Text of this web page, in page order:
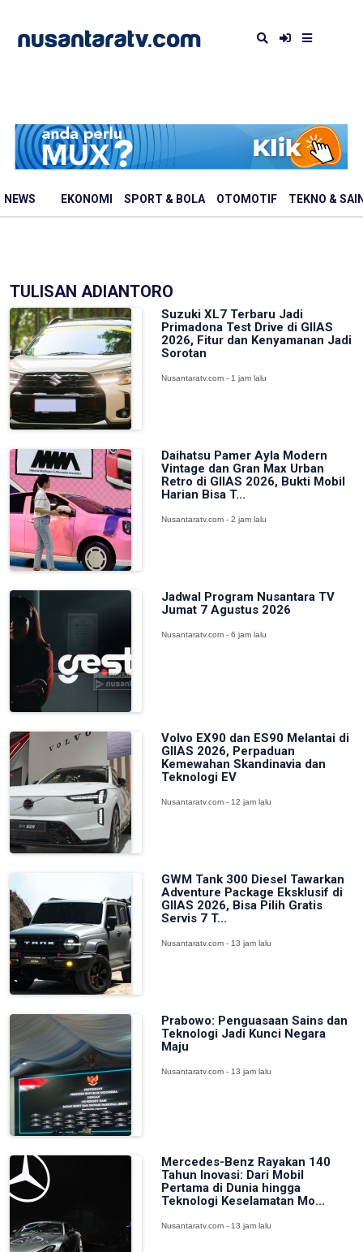
NEWS EKONOMI SPORT & BOLA OTOMOTIF TEKNO &
TULISAN ADIANTORO
Suzuki XL7 Terbaru Jadi
Primadona Test Drive di GIIAS
2026, Fitur dan Kenyamanan Jadi
Sorotan
Nusantaratv.com - 1 jam lalu
Daihatsu Pamer Ayla Modern
Vintage dan Gran Max Urban
Retro di GIIAS 2026, Bukti Mobil
Harian Bisa T...
Nusantaratv.com - 2 jam lalu
Jadwal Program Nusantara TV
Jumat 7 Agustus 2026
Nusantaratv.com - 6 jam lalu
Volvo EX90 dan ES90 Melantai di
GIIAS 2026, Perpaduan
Kemewahan Skandinavia dan
Teknologi EV
Nusantaratv.com - 12 jam lalu
GWM Tank 300 Diesel Tawarkan
Adventure Package Eksklusif di
GIIAS 2026, Bisa Pilih Gratis
Servis 7 T...
Nusantaratv.com - 13 jam lalu
Prabowo: Penguasaan Sains dan
Teknologi Jadi Kunci Negara
Maju
Nusantaratv.com - 13 jam lalu
Mercedes-Benz Rayakan 140
Tahun Inovasi: Dari Mobil
Pertama di Dunia hingga
Teknologi Keselamatan Mo...
Nusantaratv.com - 13 jam lalu